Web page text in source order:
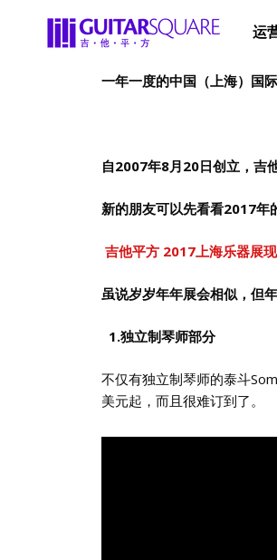
运
一年一度的中国（上海）国
自2007年8月20日创立，吉
新的朋友可以先看看2017年
吉他平方 2017上海乐器展
虽说岁岁年年展会相似，但
1.独立制琴师部分
不仅有独立制琴师的泰斗
美元起，而且很难订到了。